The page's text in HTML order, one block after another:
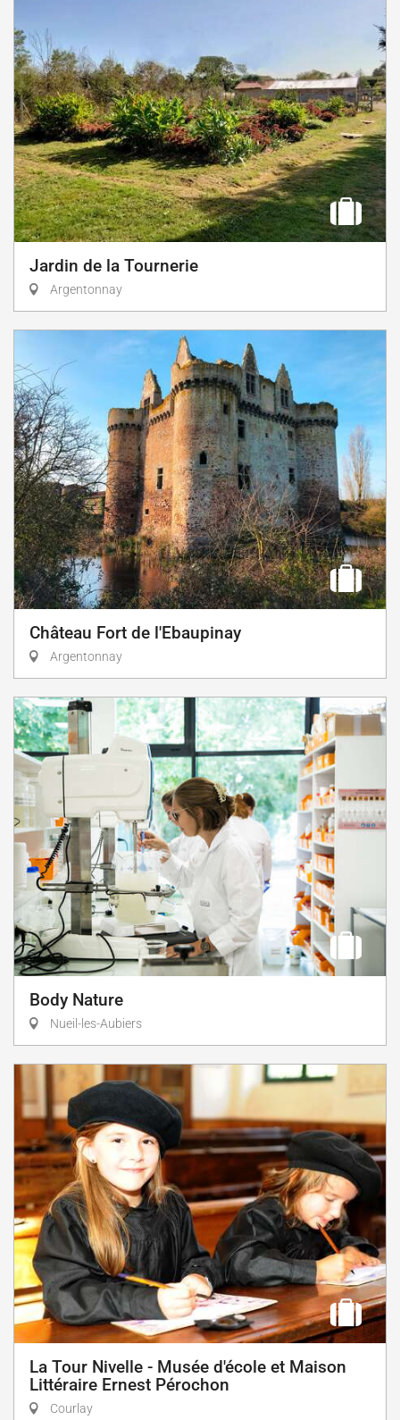
Jardin de la Tournerie
Argentonnay
Château Fort de l'Ebaupinay
Argentonnay
Body Nature
Nueil-les-Aubiers
La Tour Nivelle - Musée d'école et Maison
Littéraire Ernest Pérochon
Courlay